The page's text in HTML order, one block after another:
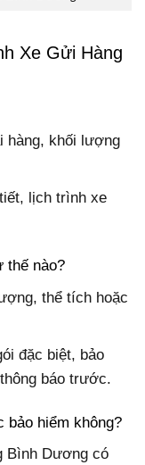
Xe Gửi Hàng
hàng, khối lượng
lịch trình xe
thế nào?
thể tích hoặc
đặc biệt, bảo
báo trước.
bảo hiểm không?
Bình Dương có